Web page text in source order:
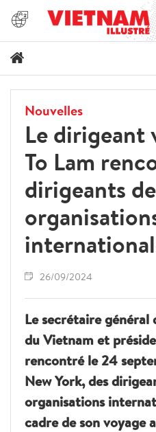
Nouvelles
Le dirigeant
To Lam
dirigeants
26/09/2024
Le secrétaire
du Vietnam et
rencontré le 24
New York, des
organisations
cadre de son voyage